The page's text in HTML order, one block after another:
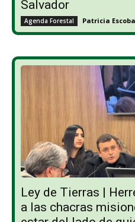
Salvador
Agenda Forestal Patricia
Ley de Tierras |
a las chacras